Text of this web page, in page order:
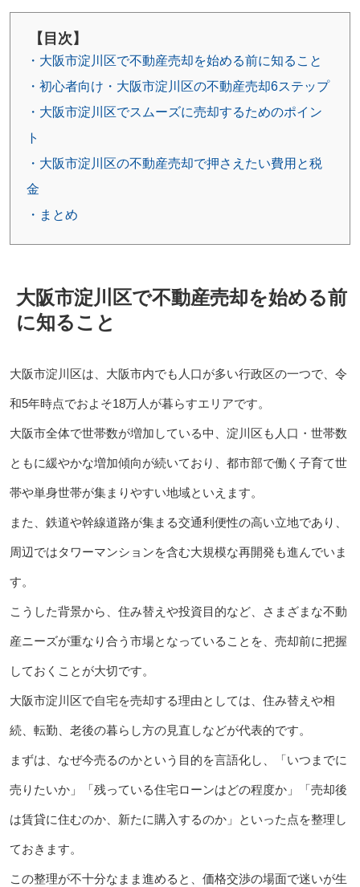
【目次】
・大阪市淀川区で不動産売却を始める前に知ること
・初心者向け・大阪市淀川区の不動産売却6ステップ
・大阪市淀川区でスムーズに売却するためのポイン
ト
・大阪市淀川区の不動産売却で押さえたい費用と税
金
・まとめ
大阪市淀川区で不動産売却を始める前
に知ること
大阪市淀川区は、大阪市内でも人口が多い行政区の一つで、令
和5年時点でおよそ18万人が暮らすエリアです。
大阪市全体で世帯数が増加している中、淀川区も人口・世帯数
ともに緩やかな増加傾向が続いており、都市部で働く子育て世
帯や単身世帯が集まりやすい地域といえます。
また、鉄道や幹線道路が集まる交通利便性の高い立地であり、
周辺ではタワーマンションを含む大規模な再開発も進んでいま
す。
こうした背景から、住み替えや投資目的など、さまざまな不動
産ニーズが重なり合う市場となっていることを、売却前に把握
しておくことが大切です。
大阪市淀川区で自宅を売却する理由としては、住み替えや相
続、転勤、老後の暮らし方の見直しなどが代表的です。
まずは、なぜ今売るのかという目的を言語化し、「いつまでに
売りたいか」「残っている住宅ローンはどの程度か」「売却後
は賃貸に住むのか、新たに購入するのか」といった点を整理し
ておきます。
この整理が不十分なまま進めると、価格交渉の場面で迷いが生